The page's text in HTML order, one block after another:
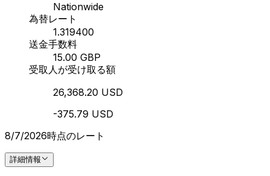
Nationwide
為替レート
1.319400
送金手数料
15.00 GBP
受取人が受け取る額
26,368.20 USD
-375.79 USD
8/7/2026時点のレート
詳細情報